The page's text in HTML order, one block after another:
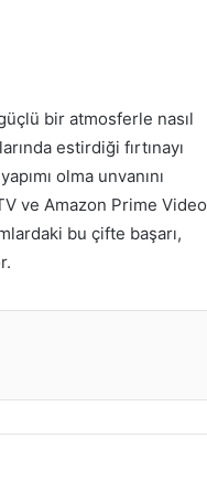
bir atmosferle nasıl
estirdiği fırtınayı
olma unvanını
ve Amazon Prime Video
bu çifte başarı,